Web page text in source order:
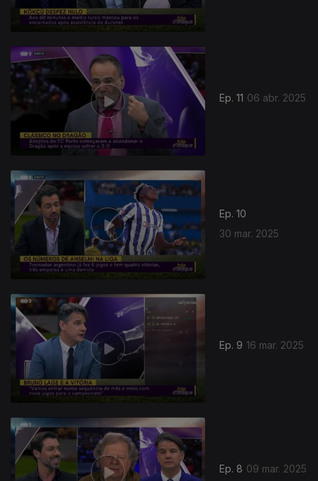
Ep. 11 06 abr. 2025
Ep. 10
30 mar. 2025
Ep. 9 16 mar. 2025
Ep. 8 09 mar. 2025
835136